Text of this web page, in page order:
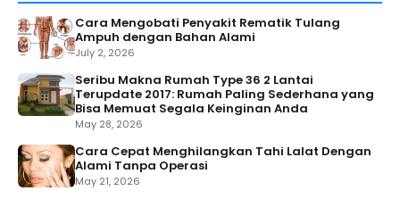
Cara Mengobati Penyakit Rematik Tulang
Ampuh dengan Bahan Alami
July 2, 2026
Seribu Makna Rumah Type 36 2 Lantai
Terupdate 2017: Rumah Paling Sederhana yang
Bisa Memuat Segala Keinginan Anda
May 28, 2026
Cara Cepat Menghilangkan Tahi Lalat Dengan
Alami Tanpa Operasi
May 21, 2026